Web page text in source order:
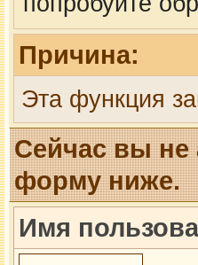
Причина:
Эта функция
Сейчас вы не
форму ниже.
Имя